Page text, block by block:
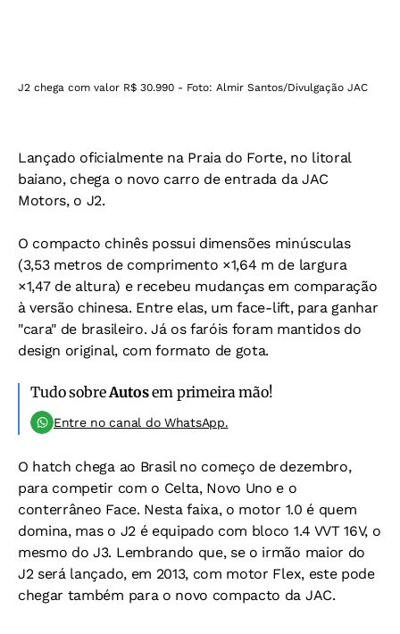
J2 chega com valor R$ 30.990 - Foto: Almir Santos/Divulgação JAC
Lançado oficialmente na Praia do Forte, no litoral
baiano, chega o novo carro de entrada da JAC
Motors, o J2.
O compacto chinês possui dimensões minúsculas
(3,53 metros de comprimento ×1,64 m de largura
×1,47 de altura) e recebeu mudanças em comparação
à versão chinesa. Entre elas, um face-lift, para ganhar
"cara" de brasileiro. Já os faróis foram mantidos do
design original, com formato de gota.
Tudo sobreAutosem primeira mão!
Entre no canal do WhatsApp.
O hatch chega ao Brasil no começo de dezembro,
para competir com o Celta, Novo Uno e o
conterrâneo Face. Nesta faixa, o motor 1.0 é quem
domina, mas o J2 é equipado com bloco 1.4 VVT 16V, o
mesmo do J3. Lembrando que, se o irmão maior do
J2 será lançado, em 2013, com motor Flex, este pode
chegar também para o novo compacto da JAC.